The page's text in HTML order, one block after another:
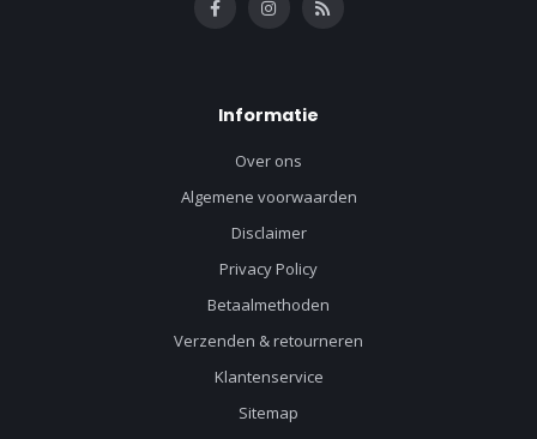
Informatie
Over ons
Algemene voorwaarden
Disclaimer
Privacy Policy
Betaalmethoden
Verzenden & retourneren
Klantenservice
Sitemap